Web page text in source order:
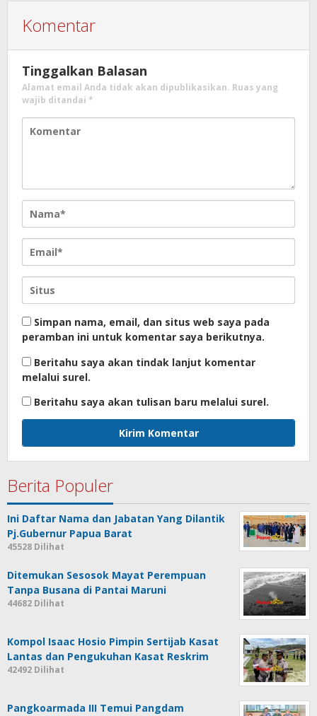
Komentar
Tinggalkan Balasan
Alamat email Anda tidak akan dipublikasikan. Ruas yang
wajib ditandai *
Simpan nama, email, dan situs web saya pada
peramban ini untuk komentar saya berikutnya.
Beritahu saya akan tindak lanjut komentar
melalui surel.
Beritahu saya akan tulisan baru melalui surel.
Berita Populer
Ini Daftar Nama dan Jabatan Yang Dilantik
Pj.Gubernur Papua Barat
45528 Dilihat
Ditemukan Sesosok Mayat Perempuan
Tanpa Busana di Pantai Maruni
44682 Dilihat
Kompol Isaac Hosio Pimpin Sertijab Kasat
Lantas dan Pengukuhan Kasat Reskrim
42492 Dilihat
Pangkoarmada III Temui Pangdam